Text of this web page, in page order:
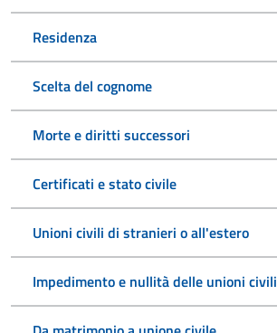
Residenza
Scelta del cognome
Morte e diritti successori
Certificati e stato civile
Unioni civili di stranieri o all'estero
Impedimento e nullità delle unioni civili